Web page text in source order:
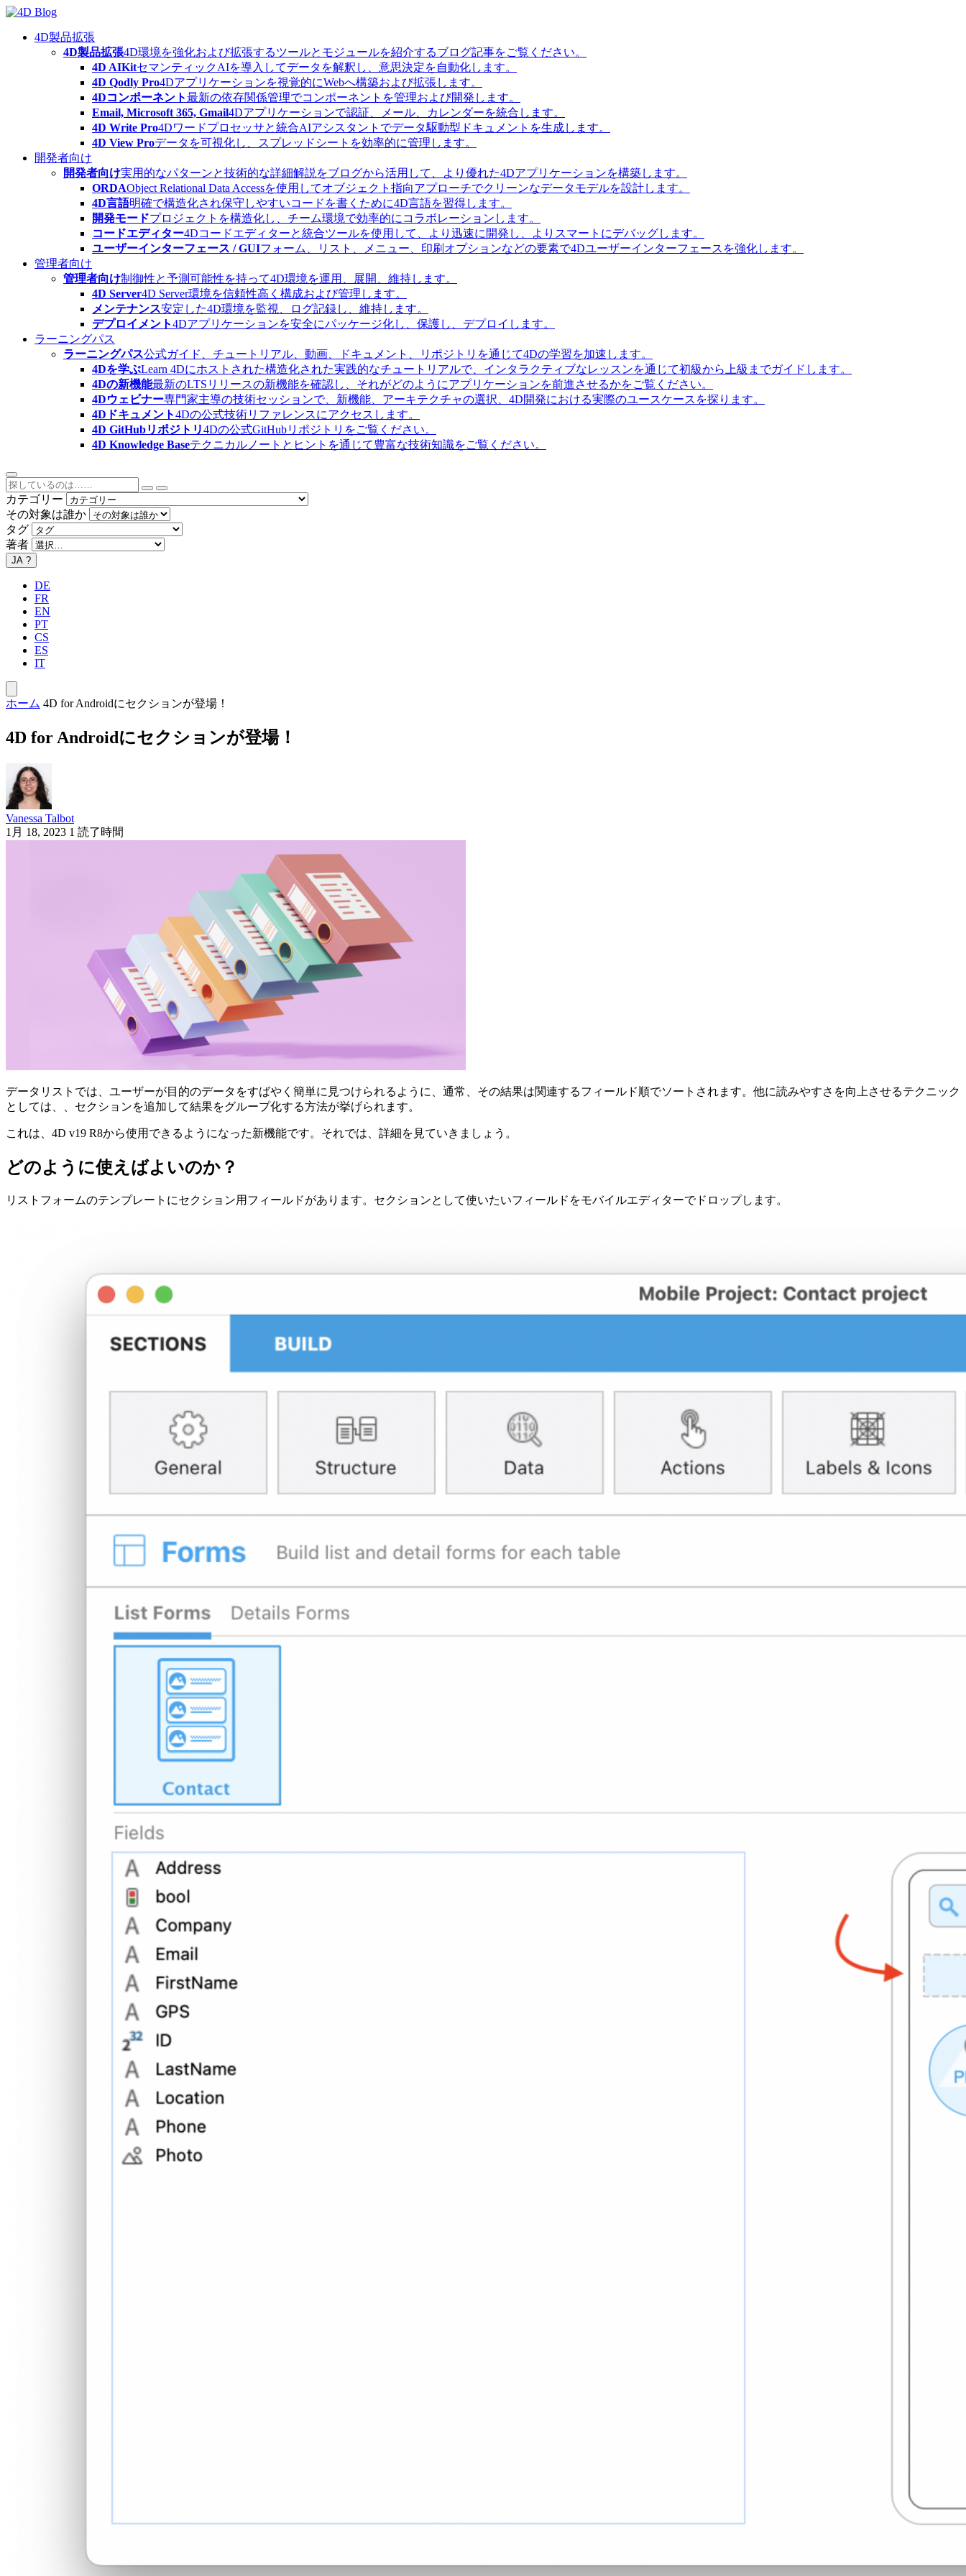
Skip
content4D製品拡張
4D製品拡張4D環境を強化および拡張するツールとモジュールを紹介するブログ記事をご覧ください。
4D AIKitセマンティックAIを導入してデータを解釈し、意思決定を自動化します。
4D Qodly Pro4Dアプリケーションを視覚的にWebへ構築および拡張します。
4Dコンポーネント最新の依存関係管理でコンポーネントを管理および開発します。
Email, Microsoft 365, Gmail4Dアプリケーションで認証、メール、カレンダーを統合します。
4D Write Pro4Dワードプロセッサと統合AIアシスタントでデータ駆動型ドキュメントを生成します。
4D View Proデータを可視化し、スプレッドシートを効率的に管理します。
開発者向け
開発者向け実用的なパターンと技術的な詳細解説をブログから活用して、より優れた4Dアプリケーションを構築します。
ORDAObject Relational Data Accessを使用してオブジェクト指向アプローチでクリーンなデータモデルを設計します。
4D言語明確で構造化され保守しやすいコードを書くために4D言語を習得します。
開発モードプロジェクトを構造化し、チーム環境で効率的にコラボレーションします。
コードエディター4Dコードエディターと統合ツールを使用して、より迅速に開発し、よりスマートにデバッグします。
ユーザーインターフェース / GUIフォーム、リスト、メニュー、印刷オプションなどの要素で4Dユーザーインターフェースを強化します。
管理者向け
管理者向け制御性と予測可能性を持って4D環境を運用、展開、維持します。
4D Server4D Server環境を信頼性高く構成および管理します。
メンテナンス安定した4D環境を監視、ログ記録し、維持します。
デプロイメント4Dアプリケーションを安全にパッケージ化し、保護し、デプロイします。
ラーニングパス
ラーニングパス公式ガイド、チュートリアル、動画、ドキュメント、リポジトリを通じて4Dの学習を加速します。
4Dを学ぶLearn 4Dにホストされた構造化された実践的なチュートリアルで、インタラクティブなレッスンを通じて初級から上級までガイドします。
4Dの新機能最新のLTSリリースの新機能を確認し、それがどのようにアプリケーションを前進させるかをご覧ください。
4Dウェビナー専門家主導の技術セッションで、新機能、アーキテクチャの選択、4D開発における実際のユースケースを探ります。
4Dドキュメント4Dの公式技術リファレンスにアクセスします。
4D GitHubリポジトリ4Dの公式GitHubリポジトリをご覧ください。
4D Knowledge Baseテクニカルノートとヒントを通じて豊富な技術知識をご覧ください。
カテゴリー
その対象は誰か
タグ
著者
JA ?
DE
FR
EN
PT
CS
ES
IT
ホーム 4D for Androidにセクションが登場！
4D for Androidにセクションが登場！
Vanessa Talbot
1月 18, 2023 1 読了時間
データリストでは、ユーザーが目的のデータをすばやく簡単に見つけられるように、通常、その結果は関連するフィールド順でソートされます。他に読みやすさを向上させるテクニック
としては、、セクションを追加して結果をグループ化する方法が挙げられます。
これは、4D v19 R8から使用できるようになった新機能です。それでは、詳細を見ていきましょう。
どのように使えばよいのか？
リストフォームのテンプレートにセクション用フィールドがあります。セクションとして使いたいフィールドをモバイルエディターでドロップします。